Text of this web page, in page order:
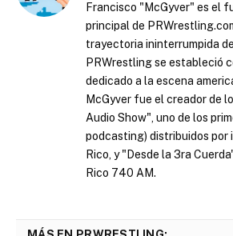
Francisco "McGyver" es el
principal de
trayectoria ininterrumpida
PRWrestling se estableció
dedicado a la escena
McGyver fue el creador de
Audio Show", uno de los
podcasting) distribuidos por
Rico, y "Desde la 3ra
Rico 740 AM.